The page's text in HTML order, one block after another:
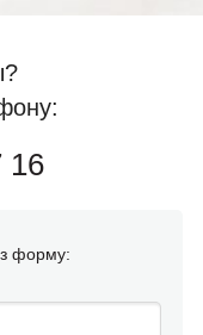
16
форму: